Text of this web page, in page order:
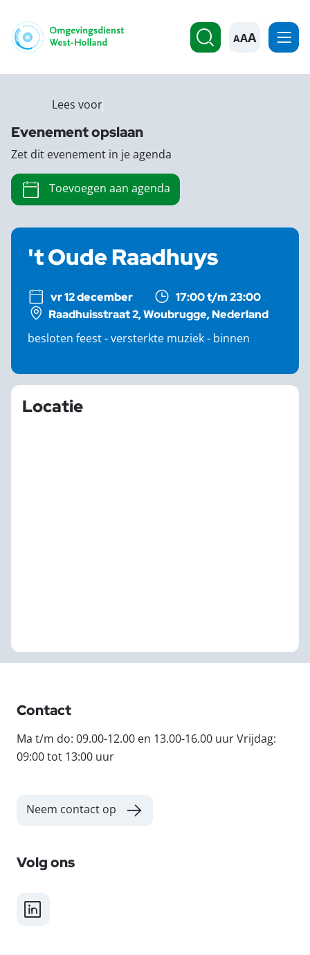
A
't Oude Raadhuys
vr 12 december
17:00 t/m 23:00
Raadhuisstraat 2, Woubrugge, Nederland
besloten feest - versterkte muziek - binnen
Locatie
Lees voor
Evenement opslaan
Zet dit evenement in je agenda
Toevoegen aan agenda
Contact
Ma t/m do: 09.00-12.00 en 13.00-16.00 uur Vrijdag:
09:00 tot 13:00 uur
Neem contact op
Volg ons
LinkedIn